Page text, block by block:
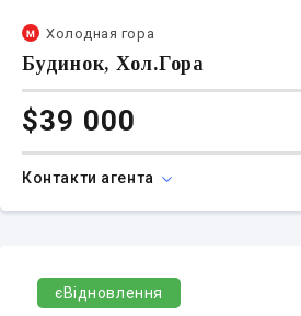
Холодная гора
Будинок, Хол.Гора
$39 000
Контакти агента
єВідновлення